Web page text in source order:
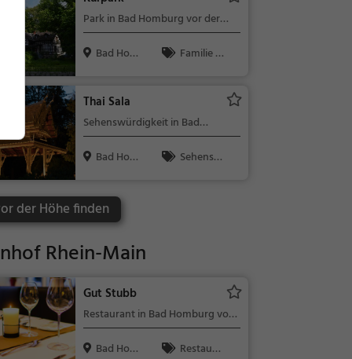
Park in Bad Homburg vor der
Höhe
Bad Homb
Familie &
Thai Sala
Sehenswürdigkeit in Bad
Homburg vor der Höhe
Bad Homb
Sehensw
der Höhe finden
Rhein-Main
Gut Stubb
Restaurant in Bad Homburg vor
der Höhe
Bad Homb
Restaura